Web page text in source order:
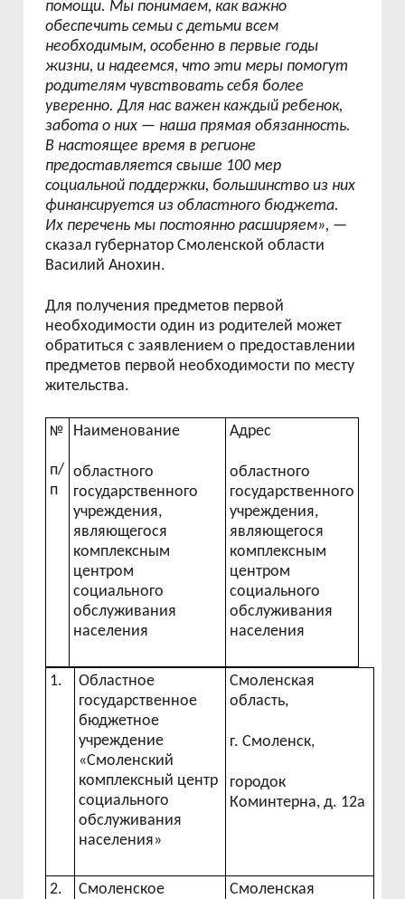
помощи. Мы понимаем, как важно
обеспечить семьи с детьми всем
необходимым, особенно в первые годы
жизни, и надеемся, что эти меры помогут
родителям чувствовать себя более
уверенно. Для нас важен каждый ребенок,
забота о них — наша прямая обязанность.
В настоящее время в регионе
предоставляется свыше 100 мер
социальной поддержки, большинство из них
финансируется из областного бюджета.
Их перечень мы постоянно расширяем», —
сказал губернатор Смоленской области
Василий Анохин.
Для получения предметов первой
необходимости один из родителей может
обратиться с заявлением о предоставлении
предметов первой необходимости по месту
жительства.
№
п/
п
Наименование
областного
государственного
учреждения,
являющегося
комплексным
центром
социального
обслуживания
населения
Адрес
областного
государственного
учреждения,
являющегося
комплексным
центром
социального
обслуживания
населения
1.
Областное
государственное
бюджетное
учреждение
«Смоленский
комплексный центр
социального
обслуживания
населения»
Смоленская
область,
г. Смоленск,
городок
Коминтерна, д. 12а
2.
Смоленское
Смоленская